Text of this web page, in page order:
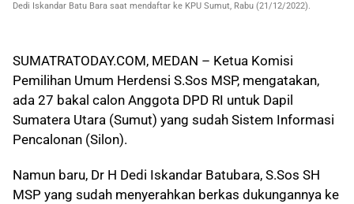
Dedi Iskandar Batu Bara saat mendaftar ke KPU Sumut, Rabu (21/12/2022).
SUMATRATODAY.COM, MEDAN – Ketua Komisi
Pemilihan Umum Herdensi S.Sos MSP, mengatakan,
ada 27 bakal calon Anggota DPD RI untuk Dapil
Sumatera Utara (Sumut) yang sudah Sistem Informasi
Pencalonan (Silon).
Namun baru, Dr H Dedi Iskandar Batubara, S.Sos SH
MSP yang sudah menyerahkan berkas dukungannya ke